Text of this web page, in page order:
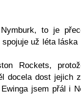
Nymburk, to je
už léta
Rockets,
docela dost jejich
jsem přál i